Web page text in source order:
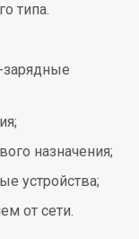
типа.
зарядные
назначения;
устройства;
от сети.